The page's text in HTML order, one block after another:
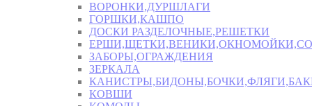
ВОРОНКИ,ДУРШЛАГИ
ГОРШКИ,КАШПО
ДОСКИ РАЗДЕЛОЧНЫЕ,РЕШЕТКИ
ЗАБОРЫ,ОГРАЖДЕНИЯ
ЗЕРКАЛА
КОВШИ